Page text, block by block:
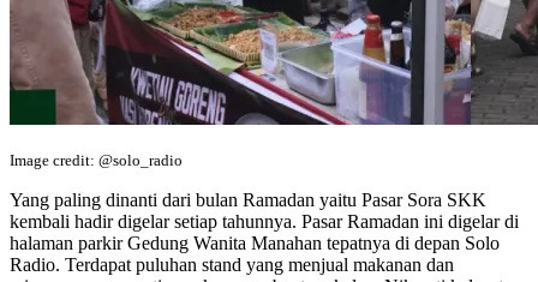
Image credit: @solo_radio
Yang paling dinanti dari bulan Ramadan yaitu Pasar Sora SKK
kembali hadir digelar setiap tahunnya. Pasar Ramadan ini digelar di
halaman parkir Gedung Wanita Manahan tepatnya di depan Solo
Radio. Terdapat puluhan stand yang menjual makanan dan